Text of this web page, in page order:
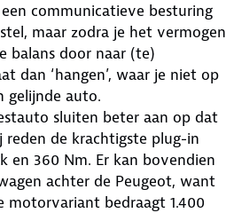
communicatieve besturing
maar zodra je het vermogen
balans door naar (te)
dan ‘hangen’, waar je niet op
gelijnde auto.
sluiten beter aan op dat
de krachtigste plug-in
en 360 Nm. Er kan bovendien
achter de Peugeot, want
bedraagt 1.400